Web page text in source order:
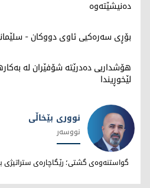
دەنیشێتەوە
بۆڕی سەرەکیی ئاوی دووکان -
هۆشداریی دەدرێتە شۆفێران لە
لێخوڕیندا
نووری بێخاڵی
نووری بێخاڵی
نووسەر
گواستنەوەی گشتی؛ رێگاچارەی ستراتیژی